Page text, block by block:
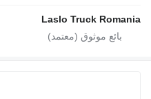
Laslo Truck